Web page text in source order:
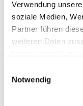
Verwendung
soziale Medien,
Partner führen
weiteren Daten
Notwendig